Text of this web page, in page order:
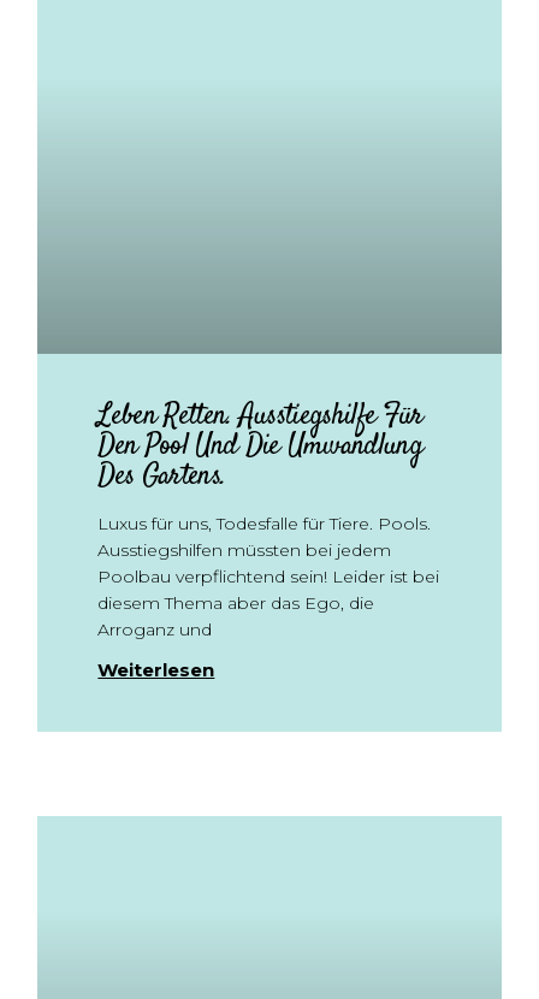
Leben Retten. Ausstiegshilfe Für
Den Pool Und Die Umwandlung
Des Gartens.
Luxus für uns, Todesfalle für Tiere. Pools.
Ausstiegshilfen müssten bei jedem
Poolbau verpflichtend sein! Leider ist bei
diesem Thema aber das Ego, die
Arroganz und
Weiterlesen